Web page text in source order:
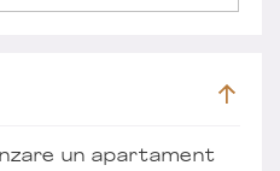
un apartament